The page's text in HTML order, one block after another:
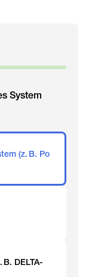
System
(z. B. Po
DELTA-